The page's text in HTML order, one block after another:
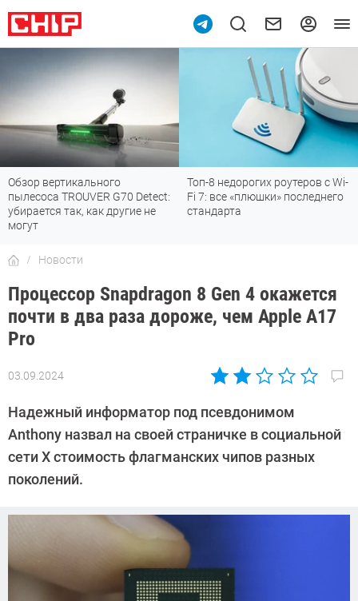
Обзор вертикального
пылесоса TROUVER G70 Detect:
убирается так, как другие не
могут
Топ-8 недорогих роутеров с Wi-
Fi 7: все «плюшки» последнего
стандарта
Новости
Процессор Snapdragon 8 Gen 4 окажется
почти в два раза дороже, чем Apple A17
Pro
03.09.2024
Автор:
Калашников
Надежный информатор под псевдонимом
Anthony назвал на своей страничке в социальной
сети X стоимость флагманских чипов разных
поколений.